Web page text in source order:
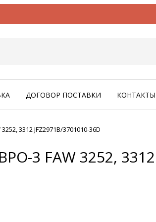
ДОГОВОР ПОСТАВКИ КОНТАКТЫ
3312 JFZ2971B/3701010-36D
3 FAW 3252, 3312